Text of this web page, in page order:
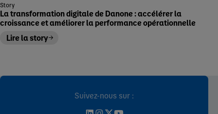
Story
La transformation digitale de Danone : accélérer la
croissance et améliorer la performance opérationnelle
Lire la story
Suivez-nous sur :